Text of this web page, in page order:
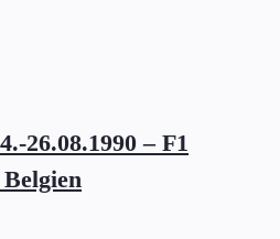
26.08.1990 – F1